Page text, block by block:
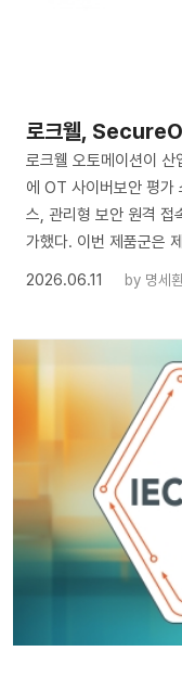
로크웰,
로크웰 오토메이션이
에 OT 사이버보안 평
스, 관리형 보안 원격
가했다. 이번 제품군은
2026.06.11
by 명세